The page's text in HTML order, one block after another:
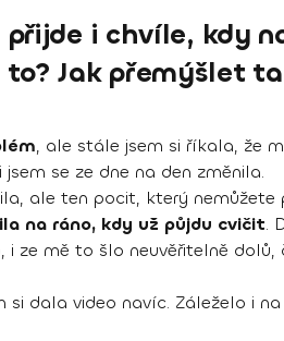
i chvíle, kdy
Jak přemýšlet
, ale stále jsem si říkala, že
se ze dne na den změnila.
ale ten pocit, který nemůžete
na ráno, kdy už půjdu cvičit.
ze mě to šlo neuvěřitelně dolů,
si dala video navíc. Záleželo i